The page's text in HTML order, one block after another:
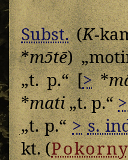
Subst.(K-
*mɔ̄tē)
„t. p.“ [>*
*mati„t. p.“>
„t. p.“> s.
kt. (